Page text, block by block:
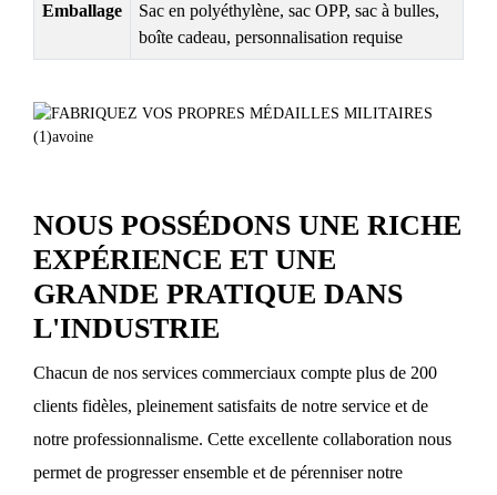
Emballage
Sac en polyéthylène, sac OPP, sac à bulles,
boîte cadeau, personnalisation requise
NOUS POSSÉDONS UNE RICHE
EXPÉRIENCE ET UNE
GRANDE PRATIQUE DANS
L'INDUSTRIE
Chacun de nos services commerciaux compte plus de 200
clients fidèles, pleinement satisfaits de notre service et de
notre professionnalisme. Cette excellente collaboration nous
permet de progresser ensemble et de pérenniser notre